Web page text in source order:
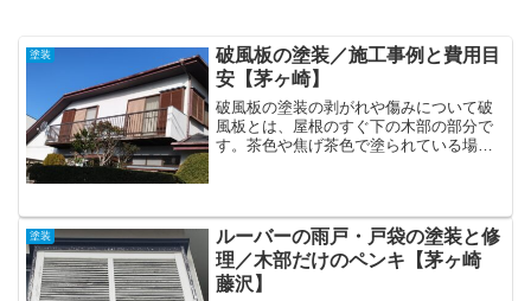
塗装
破風板の塗装／施工事例と費用目
安【茅ヶ崎】
破風板の塗装の剥がれや傷みについて破
風板とは、屋根のすぐ下の木部の部分で
す。茶色や焦げ茶色で塗られている場合
塗装
ルーバーの雨戸・戸袋の塗装と修
理／木部だけのペンキ【茅ヶ崎
藤沢】